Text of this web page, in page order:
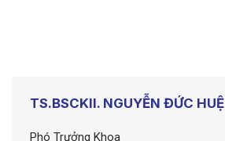
TS.BSCKII. NGUYỄN ĐỨC HUỆ
Phó Trưởng Khoa